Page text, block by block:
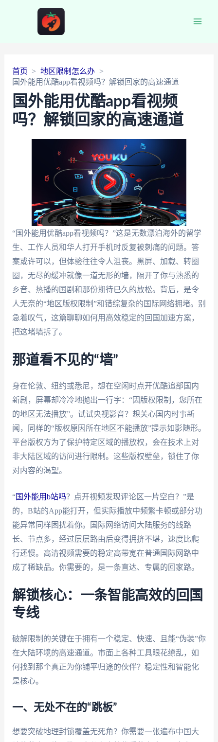
首页
地区限制怎么办
国外能用优酷app看视频吗？解锁回家的高速通道
国外能用优酷app看视频
吗？解锁回家的高速通道
“国外能用优酷app看视频吗？”这是无数漂泊海外的留学
生、工作人员和华人打开手机时反复被刺痛的问题。答
案或许可以，但体验往往令人沮丧。黑屏、加载、转圈
圈，无尽的缓冲就像一道无形的墙，隔开了你与熟悉的
乡音、热播的国剧和那份期待已久的放松。背后，是令
人无奈的“地区版权限制”和错综复杂的国际网络拥堵。别
急着叹气，这篇聊聊如何用高效稳定的回国加速方案，
把这堵墙拆了。
那道看不见的“墙”
身在伦敦、纽约或悉尼，想在空闲时点开优酷追部国内
新剧，屏幕却冷冷地抛出一行字：“因版权限制，您所在
的地区无法播放”。试试央视影音？想关心国内时事新
闻，同样的“版权原因所在地区不能播放”提示如影随形。
平台版权方为了保护特定区域的播放权，会在技术上对
非大陆区域的访问进行限制。这些版权壁垒，锁住了你
对内容的渴望。
“国外能用b站吗？点开视频发现评论区一片空白？”是
的，B站的App能打开，但实际播放中频繁卡顿或部分功
能异常同样困扰着你。国际网络访问大陆服务的线路
长、节点多，经过层层路由后变得拥挤不堪，速度比爬
行还慢。高清视频需要的稳定高带宽在普通国际网路中
成了稀缺品。你需要的，是一条直达、专属的回家路。
解锁核心：一条智能高效的回国
专线
破解限制的关键在于拥有一个稳定、快速、且能“伪装”你
在大陆环境的高速通道。市面上各种工具眼花缭乱，如
何找到那个真正为你铺平归途的伙伴？稳定性和智能化
是核心。
一、无处不在的“跳板”
想要突破地理封锁覆盖无死角？你需要一张遍布中国大